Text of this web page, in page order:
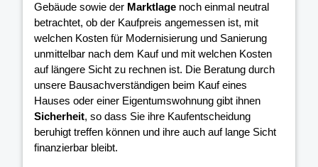
Gebäude sowie der Marktlage noch einmal neutral
betrachtet, ob der Kaufpreis angemessen ist, mit
welchen Kosten für Modernisierung und Sanierung
unmittelbar nach dem Kauf und mit welchen Kosten
auf längere Sicht zu rechnen ist. Die Beratung durch
unsere Bausachverständigen beim Kauf eines
Hauses oder einer Eigentumswohnung gibt ihnen
Sicherheit, so dass Sie ihre Kaufentscheidung
beruhigt treffen können und ihre auch auf lange Sicht
finanzierbar bleibt.